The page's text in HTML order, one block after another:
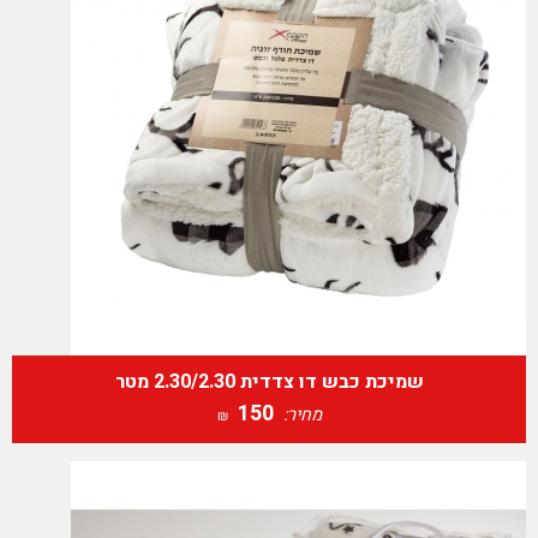
שמיכת כבש דו צדדית 2.30/2.30 מטר
מחיר: 150
₪